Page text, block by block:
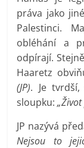
práva jako
Palestinci.
obléhání a
odpírají.
Haaretz
(JP). Je
sloupku:
JP nazývá
Nejsou to